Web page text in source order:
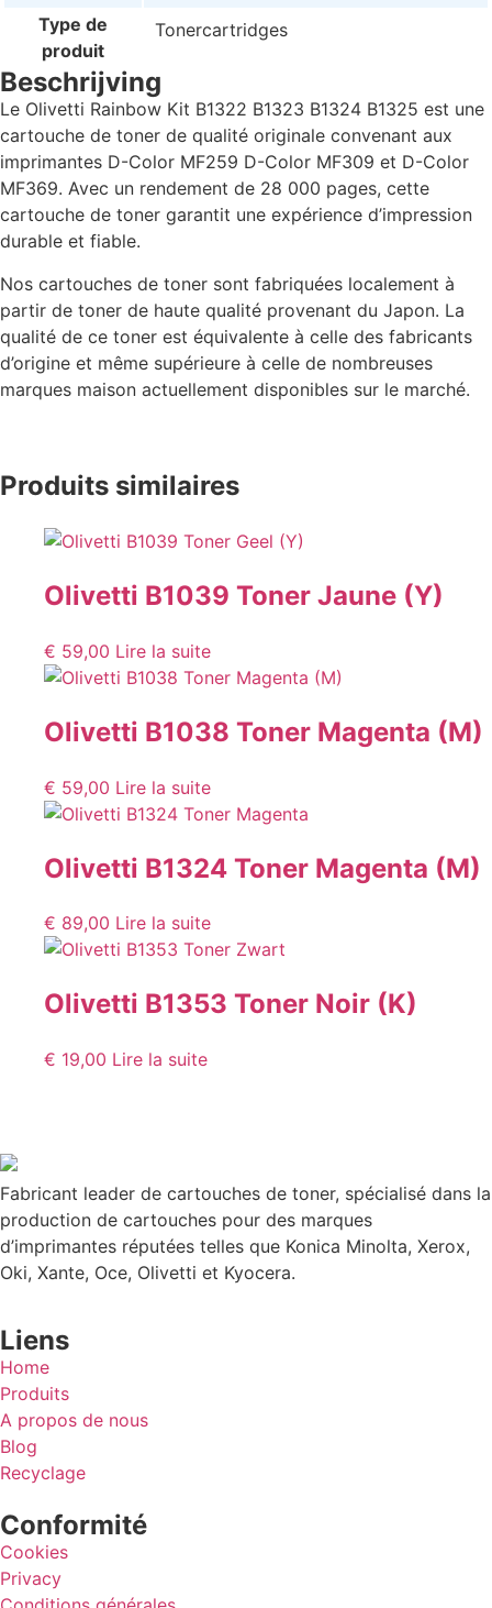
Type de
produit
Tonercartridges
Beschrijving
Le Olivetti Rainbow Kit B1322 B1323 B1324 B1325 est une
cartouche de toner de qualité originale convenant aux
imprimantes D-Color MF259 D-Color MF309 et D-Color
MF369. Avec un rendement de 28 000 pages, cette
cartouche de toner garantit une expérience d’impression
durable et fiable.
Nos cartouches de toner sont fabriquées localement à
partir de toner de haute qualité provenant du Japon. La
qualité de ce toner est équivalente à celle des fabricants
d’origine et même supérieure à celle de nombreuses
marques maison actuellement disponibles sur le marché.
Produits similaires
Olivetti B1039 Toner Jaune (Y)
€ 59,00 Lire la suite
Olivetti B1038 Toner Magenta (M)
€ 59,00 Lire la suite
Olivetti B1324 Toner Magenta (M)
€ 89,00 Lire la suite
Olivetti B1353 Toner Noir (K)
€ 19,00 Lire la suite
Fabricant leader de cartouches de toner, spécialisé dans la
production de cartouches pour des marques
d’imprimantes réputées telles que Konica Minolta, Xerox,
Oki, Xante, Oce, Olivetti et Kyocera.
Liens
Home
Produits
A propos de nous
Blog
Recyclage
Conformité
Cookies
Privacy